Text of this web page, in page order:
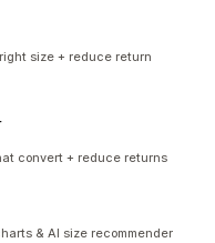
size + reduce return
convert + reduce returns
& AI size recommender